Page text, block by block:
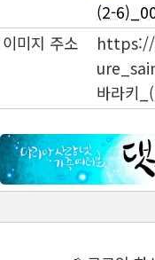
(2-
이미지 주소
바라키